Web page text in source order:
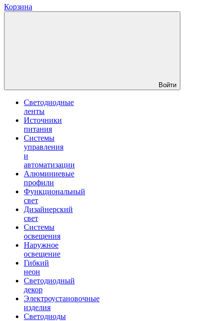
Корзина
Войти
Светодиодные
ленты
Источники
питания
Системы
управления
и
автоматизации
Алюминиевые
профили
Функциональный
свет
Дизайнерский
свет
Системы
освещения
Наружное
освещение
Гибкий
неон
Светодиодный
декор
Электроустановочные
изделия
Светодиоды